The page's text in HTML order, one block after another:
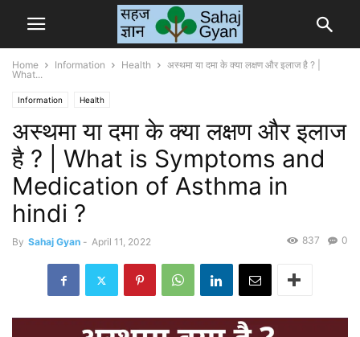
Home Information Health
अस्थमा या दमा के क्या लक्षण और इलाज है ? |
What...
Information Health
अस्थमा या दमा के क्या लक्षण और इलाज
है ? | What is Symptoms and
Medication of Asthma in
hindi ?
By Sahaj Gyan - April 11, 2022 0
837